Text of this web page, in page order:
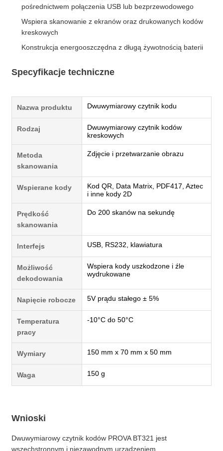
pośrednictwem połączenia USB lub bezprzewodowego
Wspiera skanowanie z ekranów oraz drukowanych kodów
kreskowych
Konstrukcja energooszczędna z długą żywotnością baterii
Specyfikacje techniczne
Nazwa produktu Dwuwymiarowy czytnik kodu
Rodzaj
Dwuwymiarowy czytnik kodów
kreskowych
Metoda
skanowania
Zdjęcie i przetwarzanie obrazu
Wspierane kody
Kod QR, Data Matrix, PDF417, Aztec
i inne kody 2D
Prędkość
skanowania
Do 200 skanów na sekundę
Interfejs USB, RS232, klawiatura
Możliwość
dekodowania
Wspiera kody uszkodzone i źle
wydrukowane
Napięcie robocze 5V prądu stałego ± 5%
Temperatura
pracy
-10°C do 50°C
Wymiary 150 mm x 70 mm x 50 mm
Waga 150 g
Wnioski
Dwuwymiarowy czytnik kodów PROVA BT321 jest
wszechstronnym i niezawodnym urządzeniem